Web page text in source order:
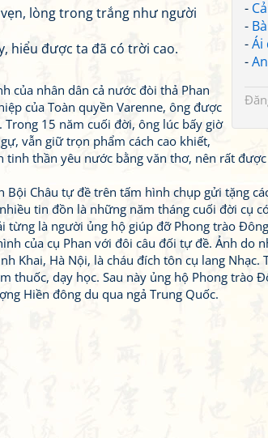
-
-
-Ái
-
lòng trong trắng như người
hiểu được ta đã có trời cao.
của nhân dân cả nước đòi thả Phan
của Toàn quyền Varenne, ông được
Trong 15 năm cuối đời, ông lúc bấy giờ
vẫn giữ trọn phẩm cách cao khiết,
tinh thần yêu nước bằng văn thơ, nên rất
Bội Châu tự đề trên tấm hình chụp gửi tặng
tin đồn là những năm tháng cuối đời cụ
từng là người ủng hộ giúp đỡ Phong trào
của cụ Phan với đôi câu đối tự đề. Ảnh do
Khai, Hà Nội, là cháu đích tôn cụ lang
thuốc, dạy học. Sau này ủng hộ Phong trào
Hiền đông du qua ngả Trung Quốc.